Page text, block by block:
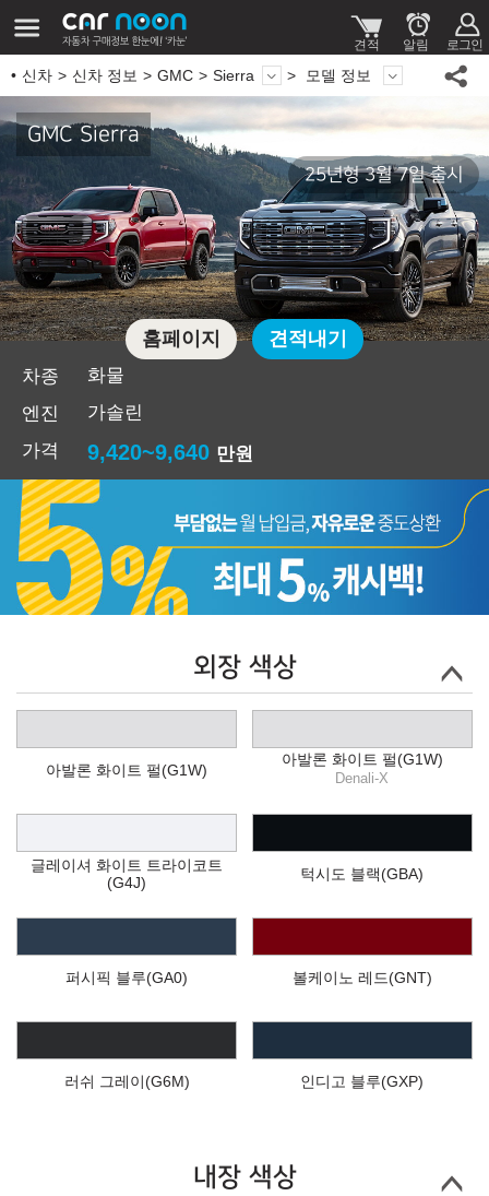
신차 신차 정보 GMC Sierra 모델 정보
GMC Sierra
25년형 3월 7일 출시
차종
화물
엔진
가솔린
가격
9,420~9,640 만원
홈페이지 견적내기
외장 색상
아발론 화이트 펄(G1W)
아발론 화이트 펄(G1W)
Denali-X
글레이셔 화이트 트라이코트
(G4J)
턱시도 블랙(GBA)
퍼시픽 블루(GA0) 볼케이노 레드(GNT)
러쉬 그레이(G6M) 인디고 블루(GXP)
내장 색상